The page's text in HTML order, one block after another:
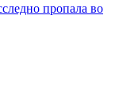
пропала во